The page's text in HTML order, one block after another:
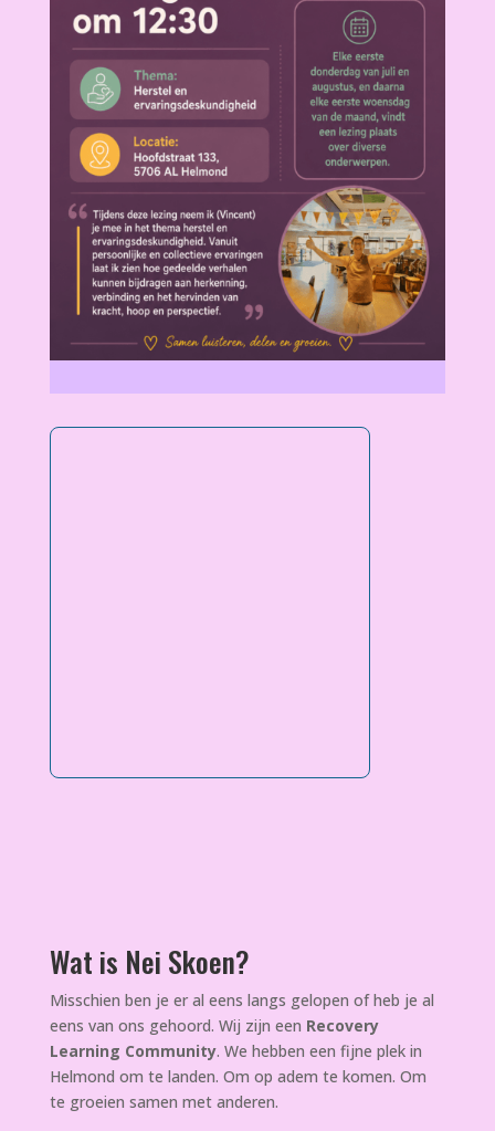
Wat is Nei Skoen?
Misschien ben je er al eens langs gelopen of heb je al
eens van ons gehoord. Wij zijn een Recovery
Learning Community. We hebben een fijne plek in
Helmond om te landen. Om op adem te komen. Om
te groeien samen met anderen.